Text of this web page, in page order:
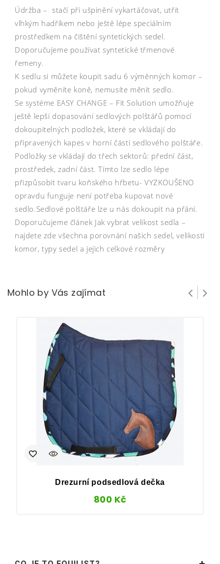
Údržba – stačí při ušpinění vykartáčovat, utřít
vlhkým hadříkem nebo ještě lépe speciálním
prostředkem na čištění syntetických sedel.
Doporučujeme používat syntetické třmenové
řemeny.
K sedlu si můžete koupit sadu 6 výměnných komor –
pokud vyměníte koně, nemusíte měnit sedlo.
Se systéme EASY CHANGE – Fit Solution umožňuje
ještě lepší dopasování sedlových polštářů pomocí
dokoupitelných podložek, které se vkládají do
připravených kapes v horní části sedlového polštáře.
Podložky se vkládají do třech sektorů: přední část,
prostředek, zadní část. Tímto lze sedlo lépe
přizpůsobit tvaru koňského hřbetu- VYZKOUŠENO
opravdu funguje není potřeba kupovat nové
sedlo.Sedlové polštáře lze u nás dokoupit na přání.
Doporučujeme článek Jak vybrat velikost sedla –
najdete zde všechna porovnání našich sedel, velikosti
komor, typy sedel a jejich celkové rozměry
Mohlo by Vás zajímat
Drezurní podsedlová dečka
800 Kč